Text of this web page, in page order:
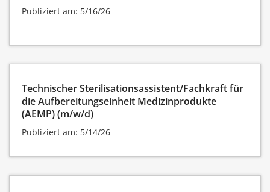
Publiziert am: 5/16/26
Technischer Sterilisationsassistent/Fachkraft für
die Aufbereitungseinheit Medizinprodukte
(AEMP) (m/w/d)
Publiziert am: 5/14/26